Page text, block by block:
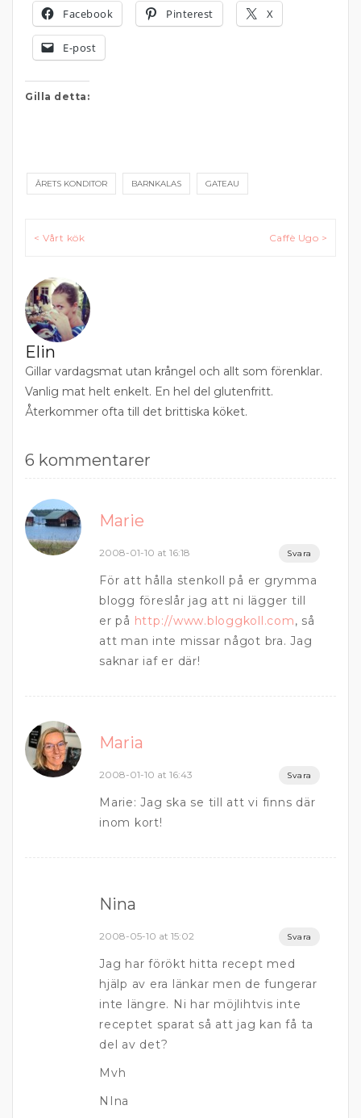
Facebook Pinterest X
E-post
Gilla detta:
ÅRETS KONDITOR BARNKALAS GATEAU
Inläggsnavigering
< Vårt kök Caffè Ugo >
Elin
Gillar vardagsmat utan krångel och allt som förenklar.
Vanlig mat helt enkelt. En hel del glutenfritt.
Återkommer ofta till det brittiska köket.
6 kommentarer
Marie
2008-01-10 at 16:18 Svara
För att hålla stenkoll på er grymma
blogg föreslår jag att ni lägger till
er på http://www.bloggkoll.com, så
att man inte missar något bra. Jag
saknar iaf er där!
Maria
2008-01-10 at 16:43 Svara
Marie: Jag ska se till att vi finns där
inom kort!
Nina
2008-05-10 at 15:02 Svara
Jag har förökt hitta recept med
hjälp av era länkar men de fungerar
inte längre. Ni har möjlihtvis inte
receptet sparat så att jag kan få ta
del av det?
Mvh
NIna